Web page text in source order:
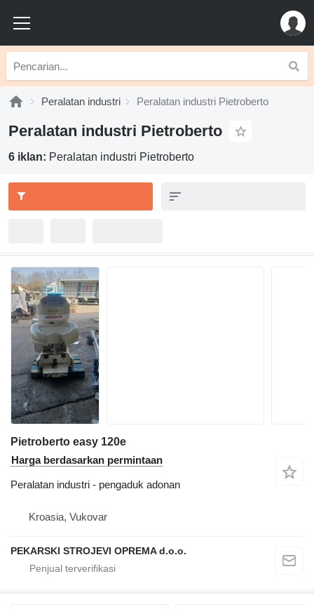
Peralatan industri Peralatan industri Pietroberto
Peralatan industri Pietroberto
6 iklan: Peralatan industri Pietroberto
Pietroberto easy 120e
Harga berdasarkan permintaan
Peralatan industri - pengaduk adonan
Kroasia, Vukovar
PEKARSKI STROJEVI OPREMA d.o.o.